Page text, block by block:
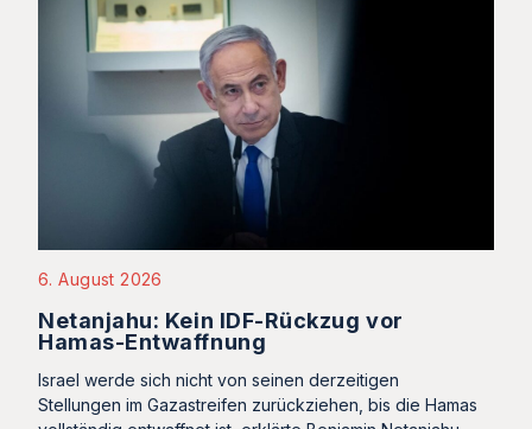
6. August 2026
Netanjahu: Kein IDF-Rückzug vor
Hamas-Entwaffnung
Israel werde sich nicht von seinen derzeitigen
Stellungen im Gazastreifen zurückziehen, bis die Hamas